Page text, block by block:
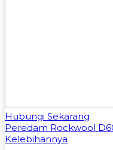
Hubungi Sekarang
Peredam Rockwool
Kelebihannya